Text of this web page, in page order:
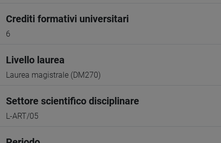
Crediti formativi universitari
6
Livello laurea
Laurea magistrale (DM270)
Settore scientifico disciplinare
L-ART/05